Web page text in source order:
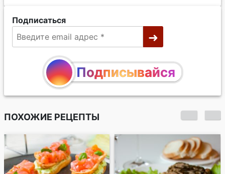
Подписаться
Подписывайся
ПОХОЖИЕ РЕЦЕПТЫ
Канапе с кремом из
феты и песто с
томатами